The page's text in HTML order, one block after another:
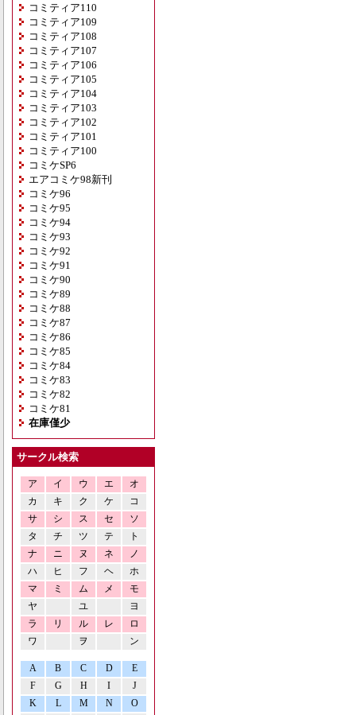
コミティア110
コミティア109
コミティア108
コミティア107
コミティア106
コミティア105
コミティア104
コミティア103
コミティア102
コミティア101
コミティア100
コミケSP6
エアコミケ98新刊
コミケ96
コミケ95
コミケ94
コミケ93
コミケ92
コミケ91
コミケ90
コミケ89
コミケ88
コミケ87
コミケ86
コミケ85
コミケ84
コミケ83
コミケ82
コミケ81
在庫僅少
サークル検索
ア イ ウ エ
オ
カ
キ ク ケ
コ
サ
シ ス セ
ソ
タ
チ ツ テ
ト
ナ
ニ ヌ ネ
ノ
ハ
ヒ フ ヘ
ホ
マ
ミ ム メ
モ
ヤ
ユ
ヨ
ラ
リ ル レ
ロ
ワ
ヲ ン
A B C D
E
F
G H I
J
K
L M N O